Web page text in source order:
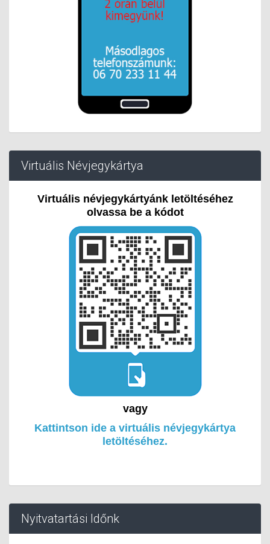
Virtuális Névjegykártya
Virtuális névjegykártyánk letöltéséhez
olvassa be a kódot
vagy
Kattintson ide a virtuális névjegykártya
letöltéséhez.
Nyitvatartási Időnk